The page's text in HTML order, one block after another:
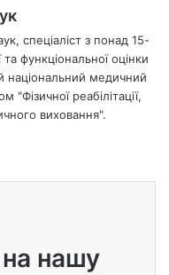
спеціаліст з понад 15-
та функціональної оцінки
національний медичний
реабілітації,
виховання".
нашу